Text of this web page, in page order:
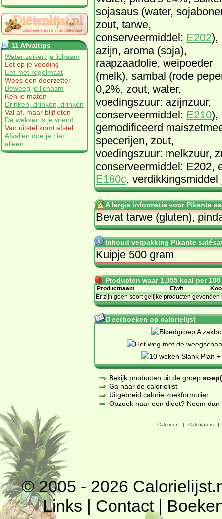
11 Afvaltips
Water zuivert je lichaam
Let op je voeding
Eet met regelmaat
Wees een doorzetter
Beweeg je lichaam
Ken je maten
Drinken, drinken, drinken
Val af, maar blijf eten
De wekker is je vriend
Van uitstel komt afstel
Afvallen doe je niet
alleen
sojasaus (water,
zout, tarwe,
conserveermiddel: E202),
azijn, aroma (soja),
raapzaadolie, weipoeder
(melk), sambal (rode
0,2%, zout, water,
voedingszuur: azijnzuur,
conserveermiddel: E210),
gemodificeerd
specerijen, zout,
voedingszuur: melkzuur,
conserveermiddel: E202,
E160c, verdikkingsmiddel
Allergie informatie voor Pikante
Bevat tarwe (gluten),
Inhoud verpakking Pikante
Kuipje 500 gram
Producten waar 1,055 kcal per
Productnaam Eiwit
Er zijn geen soort gelijke producten gevonden
Dieetboeken op calorielijst
Bekijk producten uit de groep
Ga naar de calorielijst
Uitgebreid calorie zoekformulier
Opzoek naar een dieet? Neem
Calorieen | Calculators |
© 2005 - 2026
Links | Contact|